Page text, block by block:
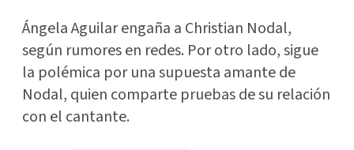
Ángela Aguilar engaña a Christian Nodal,
según rumores en redes. Por otro lado, sigue
la polémica por una supuesta amante de
Nodal, quien comparte pruebas de su relación
con el cantante.